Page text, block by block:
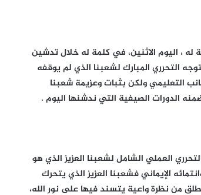
له ، اليوم الاثنين، في كلمة له خلال تدشين
التحرري المبارك لشعبنا الذي لم يوقفه
التعليمي ولكن بثبات وعزيمة شعبنا
الدورات الصيفية التي ندشنها اليوم .
العملي الشامل لشعبنا العزيز الذي هو
الإيماني فشعبنا العزيز الذي يتحرك
من نظرة واعية يتسند فيها على نور الله،